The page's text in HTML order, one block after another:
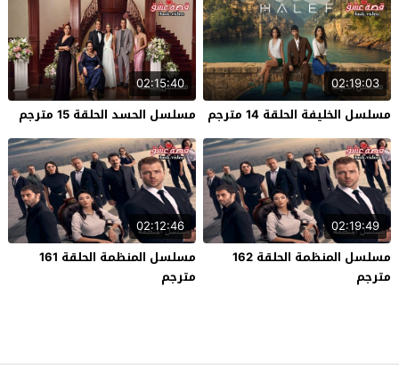
02:19:03
مسلسل الخليفة الحلقة 14 مترجم
02:15:40
مسلسل الحسد الحلقة 15 مترجم
02:19:49
مسلسل المنظمة الحلقة 162
مترجم
02:12:46
مسلسل المنظمة الحلقة 161
مترجم